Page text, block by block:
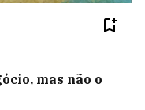
mas não o